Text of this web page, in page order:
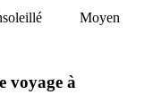
Moyen
voyage à